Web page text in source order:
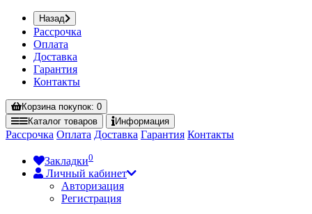
Назад
Рассрочка
Оплата
Доставка
Гарантия
Контакты
Корзинапокупок: 0
Каталог товаров Информация
Рассрочка Оплата Доставка Гарантия Контакты
Закладки0
Личный кабинет
Авторизация
Регистрация